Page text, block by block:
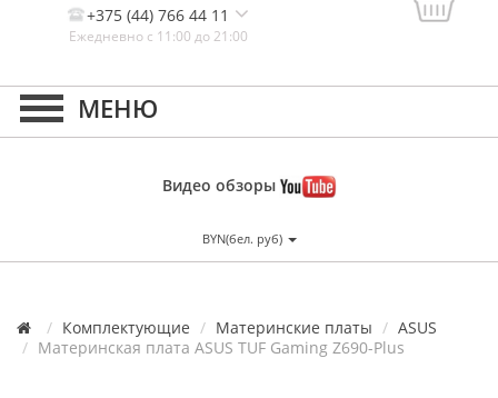
+375 (44) 766 44 11
Ежедневно с 11:00 до 21:00
Контакты, и схема проезда
Видео обзоры
BYN(бел. руб)
Комплектующие Материнские платы
ASUS
Материнская плата ASUS TUF Gaming Z690-Plus